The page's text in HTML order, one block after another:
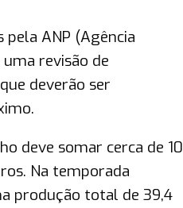
ANP (Agência
revisão de
deverão ser
deve somar cerca de 10
Na temporada
produção total de 39,4